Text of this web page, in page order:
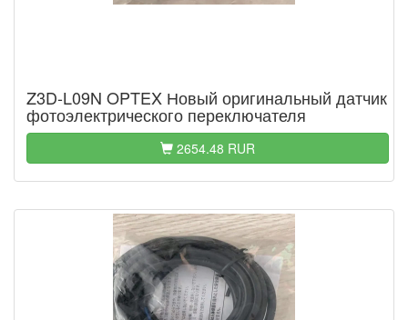
Z3D-L09N OPTEX Новый оригинальный датчик
фотоэлектрического переключателя
2654.48 RUR